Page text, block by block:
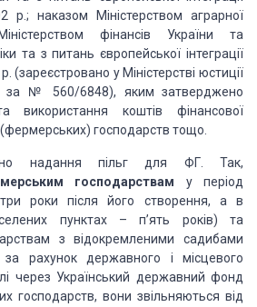
р.; наказом Міністерством аграрної
фінансів України та
та з питань європейської інтеграції
(зареєстровано у Міністерстві юстиції
за № 560/6848), яким затверджено
використання коштів фінансової
господарств тощо.
надання пільг для ФГ. Так,
господарствам у період
роки після його створення, а в
пунктах – п’ять років) та
з відокремленими садибами
рахунок державного і місцевого
через Український державний фонд
господарств, вони звільняються від